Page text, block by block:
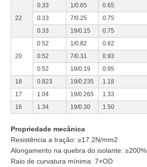
22
0.33 1/0.65 0.65
0.33
7/0.25 0.75
0.33
19/0.15 0.75
20
0.52 1/0.82 0.82
0.52
7/0.31 0.93
0.52
19/0.19 0.95
18
0.823 19/0.235 1.18
17
1.04 19/0.265 1.33
16
1.34 19/0.30 1.50
Propriedade mecânica
Resistência a tração: ≥17.2N/mm2
Alongamento na quebra do isolante: ≥200%
Raio de curvatura mínima: 7×OD